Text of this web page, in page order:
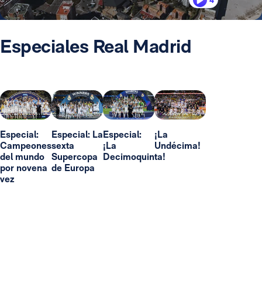
Especiales Real Madrid
Especial:
Campeones
del mundo
por novena
vez
Especial: La
sexta
Supercopa
de Europa
Especial:
¡La
Decimoquinta!
¡La
Undécima!